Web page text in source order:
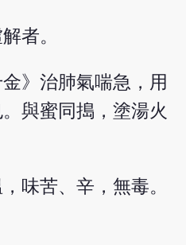
者。
》治肺氣喘急，用
與蜜同搗，塗湯火
味苦、辛，無毒。